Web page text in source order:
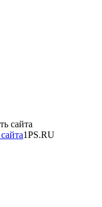
1PS.RU